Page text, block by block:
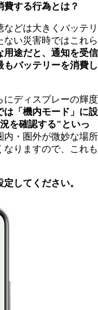
する行為とは？
どは大きくバッテリ
い災害時ではこれら
用途だと、通知を受信
もバッテリーを消費し
にディスプレーの輝度
は「機内モード」に設
を確認する"といっ
内・圏外が微妙な場所
りますので、これも
してください。